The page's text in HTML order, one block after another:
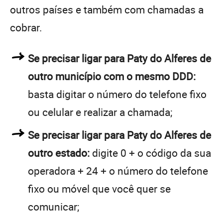
outros países e também com chamadas a
cobrar.
Se precisar ligar para Paty do Alferes de
outro município com o mesmo DDD:
basta digitar o número do telefone fixo
ou celular e realizar a chamada;
Se precisar ligar para Paty do Alferes de
outro estado: digite 0 + o código da sua
operadora + 24 + o número do telefone
fixo ou móvel que você quer se
comunicar;